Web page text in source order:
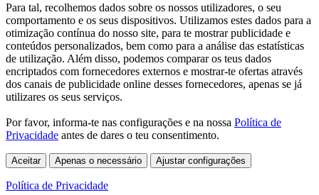
Para tal, recolhemos dados sobre os nossos utilizadores, o seu
comportamento e os seus dispositivos. Utilizamos estes dados para a
otimização contínua do nosso site, para te mostrar publicidade e
conteúdos personalizados, bem como para a análise das estatísticas
de utilização. Além disso, podemos comparar os teus dados
encriptados com fornecedores externos e mostrar-te ofertas através
dos canais de publicidade online desses fornecedores, apenas se já
utilizares os seus serviços.
Por favor, informa-te nas configurações e na nossa Política de
Privacidade antes de dares o teu consentimento.
Aceitar Apenas o necessário Ajustar configurações
Política de Privacidade